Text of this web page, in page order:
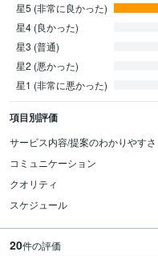
星5 (非常に良かった)
星4 (良かった)
星3 (普通)
星2 (悪かった)
星1 (非常に悪かった)
項目別評価
サービス内容/提案のわかりやすさ
コミュニケーション
クオリティ
スケジュール
20件の評価